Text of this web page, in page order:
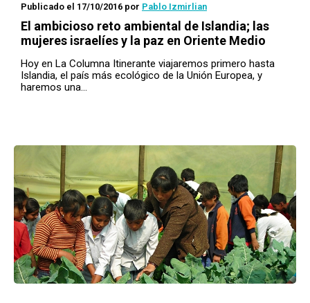
Publicado el 17/10/2016 por Pablo Izmirlian
El ambicioso reto ambiental de Islandia; las
mujeres israelíes y la paz en Oriente Medio
Hoy en La Columna Itinerante viajaremos primero hasta
Islandia, el país más ecológico de la Unión Europea, y
haremos una…